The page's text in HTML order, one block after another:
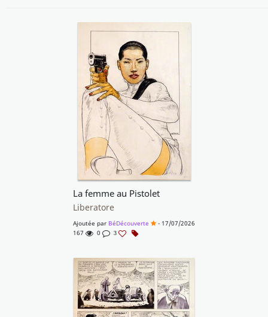
La femme au Pistolet
Liberatore
Ajoutée par BéDécouverte
- 17/07/2026
167
0 3